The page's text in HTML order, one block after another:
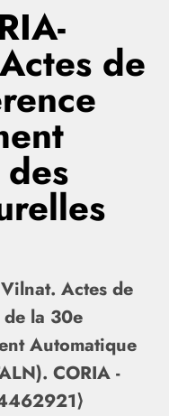
de
Actes de
la 30e
Automatique
CORIA -